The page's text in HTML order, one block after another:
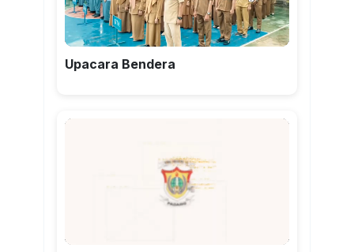
Upacara Bendera